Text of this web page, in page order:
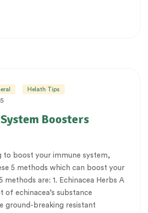
Helath Tips
Boosters
to boost your immune system,
5 methods which can boost your
methods are: 1. Echinacea Herbs A
of echinacea’s substance
ground-breaking resistant